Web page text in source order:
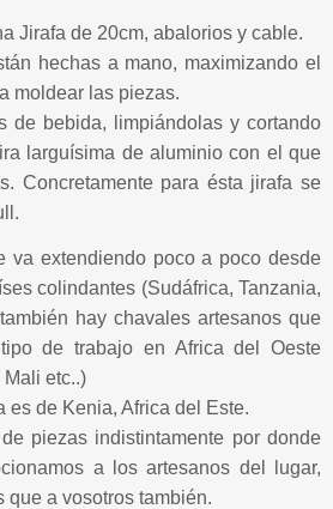
Jirafa de 20cm, abalorios y cable.
hechas a mano, maximizando el
moldear las piezas.
de bebida, limpiándolas y cortando
larguísima de aluminio con el que
Concretamente para ésta jirafa se
va extendiendo poco a poco desde
colindantes (Sudáfrica, Tanzania,
hay chavales artesanos que
de trabajo en Africa del Oeste
etc..)
es de Kenia, Africa del Este.
piezas indistintamente por donde
a los artesanos del lugar,
que a vosotros también.